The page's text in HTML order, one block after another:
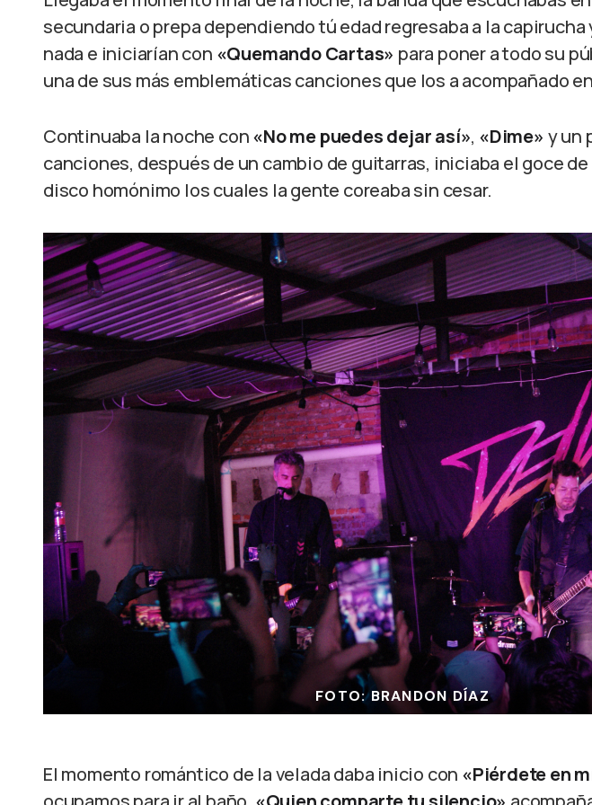
secundaria o prepa dependiendo tú edad regresaba a la capirucha
nada e iniciarían con «Quemando Cartas» para poner a todo su
una de sus más emblemáticas canciones que los a acompañado
Continuaba la noche con«No me puedes dejar así», «Dime» y un
canciones, después de un cambio de guitarras, iniciaba el goce
disco homónimo los cuales la gente coreaba sin cesar.
FOTO: BRANDON DÍAZ
El momento romántico de la velada daba inicio con «Piérdete en